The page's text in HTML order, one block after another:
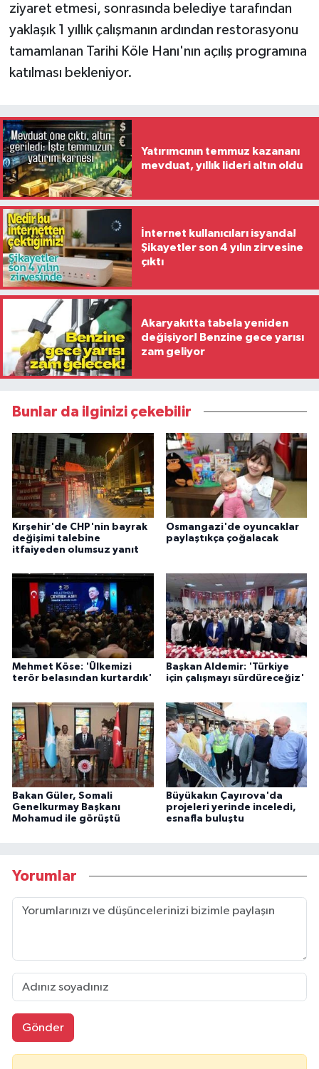
ziyaret etmesi, sonrasında belediye tarafından
yaklaşık 1 yıllık çalışmanın ardından restorasyonu
tamamlanan Tarihi Köle Hanı'nın açılış programına
katılması bekleniyor.
Yatırımcının temmuz kazananı
mevduat, yıllık lideri altın oldu
İnternet kullanıcıları isyanda!
Şikayetler son 4 yılın zirvesine
çıktı
Akaryakıtta tabela yeniden
değişiyor! Benzine gece yarısı
zam geliyor
Bunlar da ilginizi çekebilir
Kırşehir'de CHP'nin bayrak
değişimi talebine
itfaiyeden olumsuz yanıt
Osmangazi'de oyuncaklar
paylaştıkça çoğalacak
Mehmet Köse: 'Ülkemizi
terör belasından kurtardık'
Başkan Aldemir: 'Türkiye
için çalışmayı sürdüreceğiz'
Bakan Güler, Somali
Genelkurmay Başkanı
Mohamud ile görüştü
Büyükakın Çayırova'da
projeleri yerinde inceledi,
esnafla buluştu
Yorumlar
Gönder